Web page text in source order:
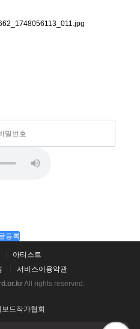
등록
아티스트
서비스이용약관
All rights reserved.
드작가협회